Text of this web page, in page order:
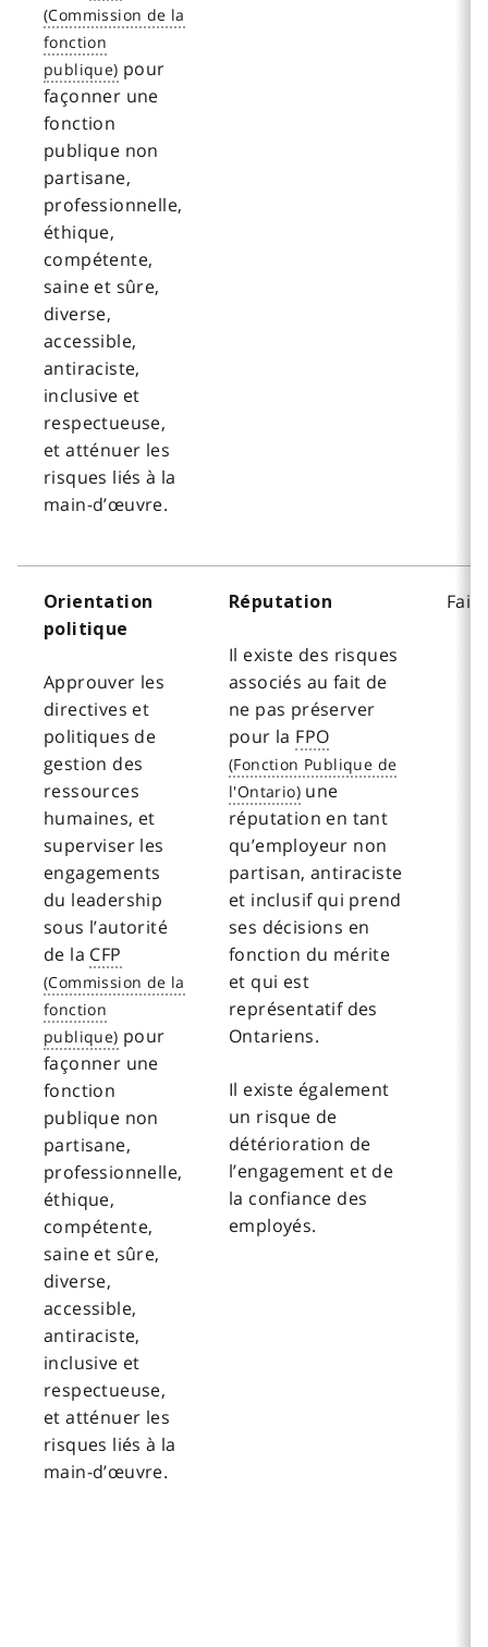
pour
façonner une
fonction
publique non
partisane,
professionnelle,
éthique,
compétente,
saine et sûre,
diverse,
accessible,
antiraciste,
inclusive et
respectueuse,
et atténuer les
risques liés à la
main-d’œuvre.
Orientation
politique
Approuver les
directives et
politiques de
gestion des
ressources
humaines, et
superviser les
engagements
du leadership
sous l’autorité
de la CFP
pour
façonner une
fonction
publique non
partisane,
professionnelle,
éthique,
compétente,
saine et sûre,
diverse,
accessible,
antiraciste,
inclusive et
respectueuse,
et atténuer les
risques liés à la
main-d’œuvre.
Réputation
Il existe des risques
associés au fait de
ne pas préserver
pour la FPO
une
réputation en tant
qu’employeur non
partisan, antiraciste
et inclusif qui prend
ses décisions en
fonction du mérite
et qui est
représentatif des
Ontariens.
Il existe également
un risque de
détérioration de
l’engagement et de
la confiance des
employés.